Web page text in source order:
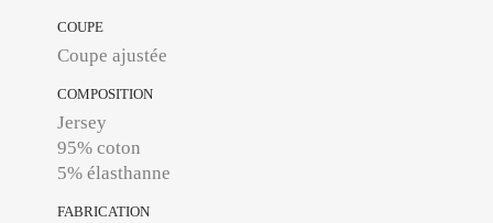
COUPE
Coupe ajustée
COMPOSITION
Jersey
95% coton
5% élasthanne
FABRICATION